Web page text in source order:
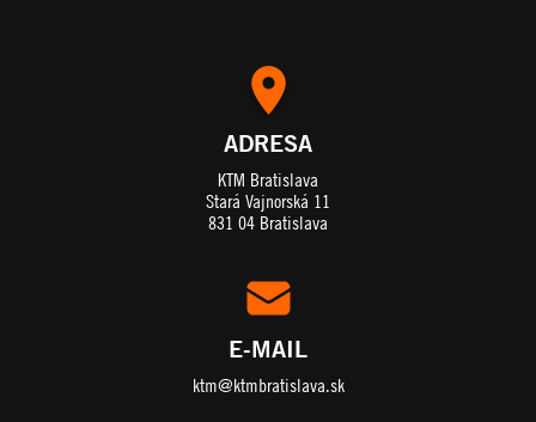
ADRESA
KTM Bratislava
Stará Vajnorská 11
831 04 Bratislava
E-MAIL
ktm@ktmbratislava.sk